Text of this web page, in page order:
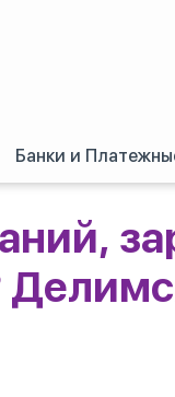
Банки икомпаний,